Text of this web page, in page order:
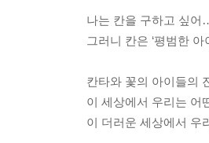
나는 칸을 구하고 싶어
그러니 칸은 ‘평범한
칸타와 꽃의 아이들의
이 세상에서 우리는 어
이 더러운 세상에서 우